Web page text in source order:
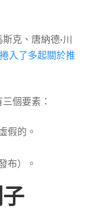
克、唐納德·川
捲入了多起關於推
個要素：
假的。
布）。